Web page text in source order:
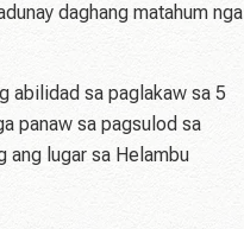
daghang matahum nga
abilidad sa paglakaw sa 5
panaw sa pagsulod sa
ang lugar sa Helambu